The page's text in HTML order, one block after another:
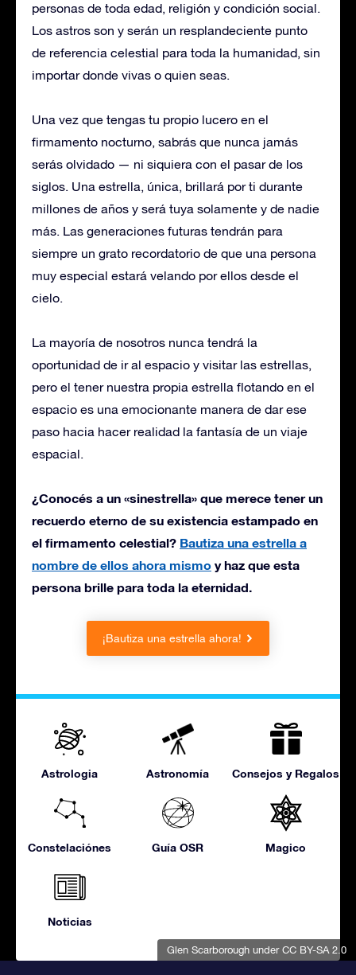
Glen Scarborough under CC BY-SA 2.0
personas de toda edad, religión y condición social.
Los astros son y serán un resplandeciente punto
de referencia celestial para toda la humanidad, sin
importar donde vivas o quien seas.
Una vez que tengas tu propio lucero en el
firmamento nocturno, sabrás que nunca jamás
serás olvidado — ni siquiera con el pasar de los
siglos. Una estrella, única, brillará por ti durante
millones de años y será tuya solamente y de nadie
más. Las generaciones futuras tendrán para
siempre un grato recordatorio de que una persona
muy especial estará velando por ellos desde el
cielo.
La mayoría de nosotros nunca tendrá la
oportunidad de ir al espacio y visitar las estrellas,
pero el tener nuestra propia estrella flotando en el
espacio es una emocionante manera de dar ese
paso hacia hacer realidad la fantasía de un viaje
espacial.
¿Conocés a un «sinestrella» que merece tener un
recuerdo eterno de su existencia estampado en
el firmamento celestial? Bautiza una estrella a
nombre de ellos ahora mismo y haz que esta
persona brille para toda la eternidad.
¡Bautiza una estrella ahora!
Astrologia Astronomía Consejos y Regalos
Constelaciónes Guía OSR Magico
Noticias